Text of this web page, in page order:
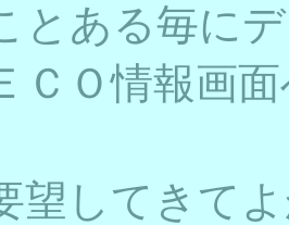
とある毎に
ＣＯ情報画
望してきて